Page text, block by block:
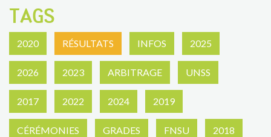
TAGS
2020 RÉSULTATS INFOS 2025
2026 2023 ARBITRAGE UNSS
2017 2022 2024 2019
CÉRÉMONIES GRADES FNSU 2018